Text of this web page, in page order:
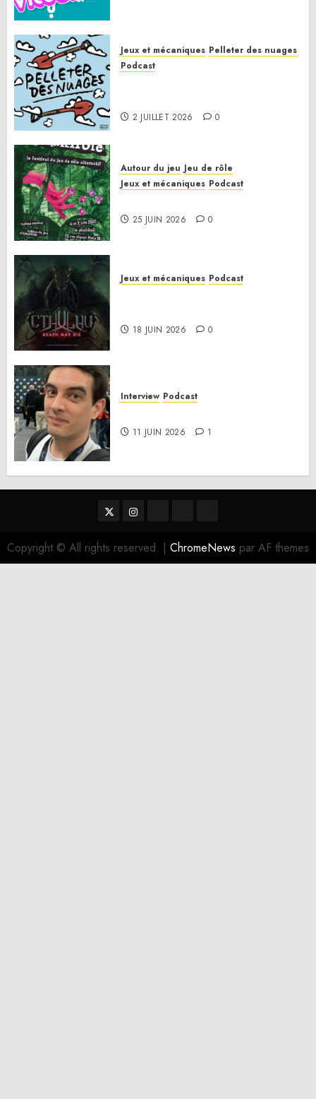
Jeux et mécaniques Pelleter des nuages
Podcast
2 JUILLET 2026 0
Autour du jeu Jeu de rôle
Jeux et mécaniques Podcast
25 JUIN 2026 0
Jeux et mécaniques Podcast
18 JUIN 2026 0
Interview Podcast
11 JUIN 2026 1
TwitterInstagram
Copyright © All rights reserved. | ChromeNews par AF themes